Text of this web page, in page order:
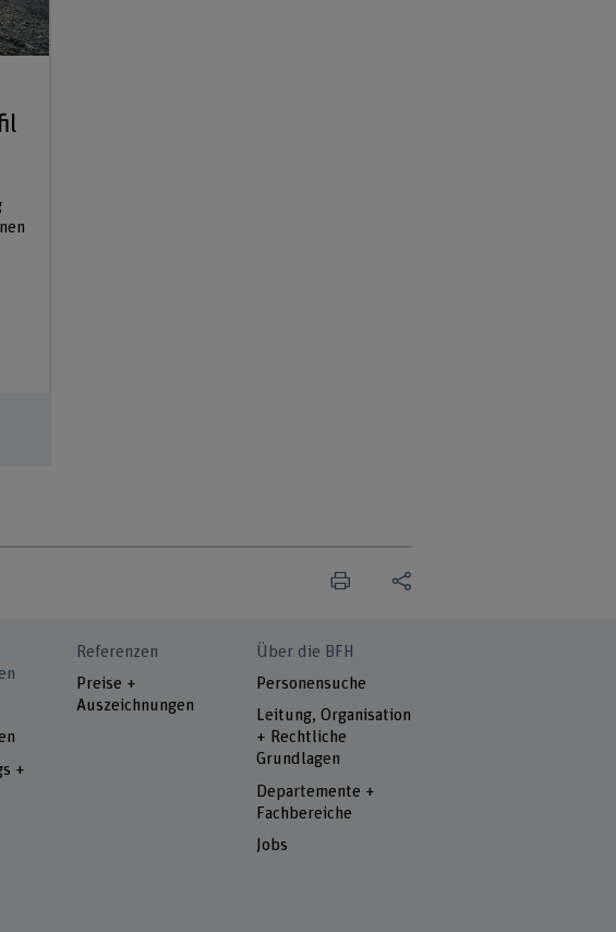
+
Referenzen
Preise +
Auszeichnungen
Über die BFH
Personensuche
Leitung, Organisation
+ Rechtliche
Grundlagen
Departemente +
Fachbereiche
Jobs